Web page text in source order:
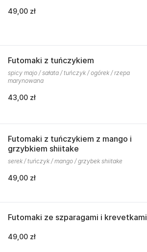
49,00 zł
Futomaki z tuńczykiem
spicy majo / sałata / tuńczyk / ogórek / rzepa
marynowana
43,00 zł
Futomaki z tuńczykiem z mango i
grzybkiem shiitake
serek / tuńczyk / mango / grzybek shiitake
49,00 zł
Futomaki ze szparagami i krevetkami
49,00 zł